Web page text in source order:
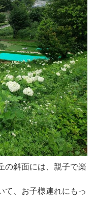
の斜面には、親子で楽
て、お子様連れにもっ